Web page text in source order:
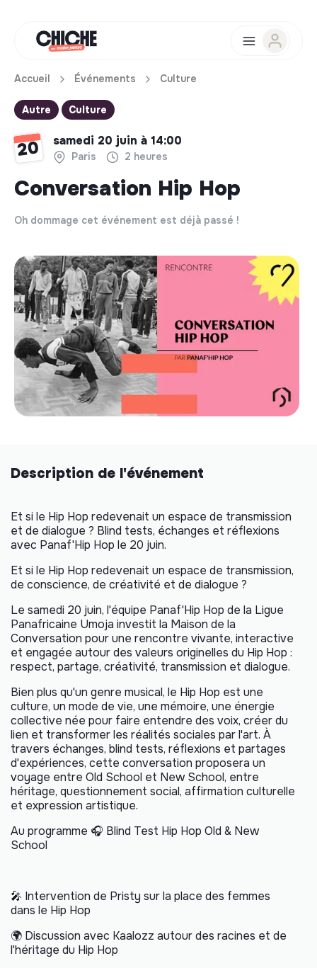
Accueil Événements Culture
Autre Culture
20 samedi 20 juin à 14:00
Paris 2 heures
Conversation Hip Hop
Oh dommage cet événement est déjà passé !
Description de l'événement
Et si le Hip Hop redevenait un espace de transmission
et de dialogue ? Blind tests, échanges et réflexions
avec Panaf'Hip Hop le 20 juin.
Et si le Hip Hop redevenait un espace de transmission,
de conscience, de créativité et de dialogue ?
Le samedi 20 juin, l'équipe Panaf'Hip Hop de la Ligue
Panafricaine Umoja investit la Maison de la
Conversation pour une rencontre vivante, interactive
et engagée autour des valeurs originelles du Hip Hop :
respect, partage, créativité, transmission et dialogue.
Bien plus qu'un genre musical, le Hip Hop est une
culture, un mode de vie, une mémoire, une énergie
collective née pour faire entendre des voix, créer du
lien et transformer les réalités sociales par l'art. À
travers échanges, blind tests, réflexions et partages
d'expériences, cette conversation proposera un
voyage entre Old School et New School, entre
héritage, questionnement social, affirmation culturelle
et expression artistique.
Au programme 🎧 Blind Test Hip Hop Old & New
School
🎤 Intervention de Pristy sur la place des femmes
dans le Hip Hop
🌍 Discussion avec Kaalozz autour des racines et de
l'héritage du Hip Hop